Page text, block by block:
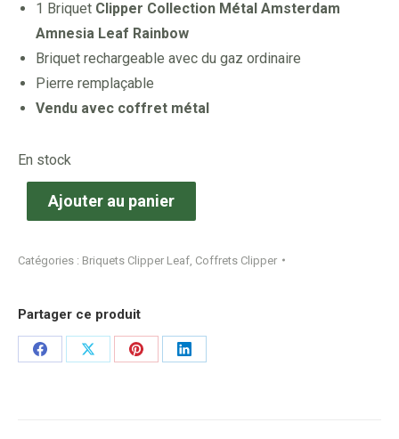
1 Briquet Clipper Collection Métal Amsterdam
Amnesia Leaf Rainbow
Briquet rechargeable avec du gaz ordinaire
Pierre remplaçable
Vendu avec coffret métal
En stock
Ajouter au panier
Catégories : Briquets Clipper Leaf Coffrets Clipper
Partager ce produit
Share
Share
Share
Share